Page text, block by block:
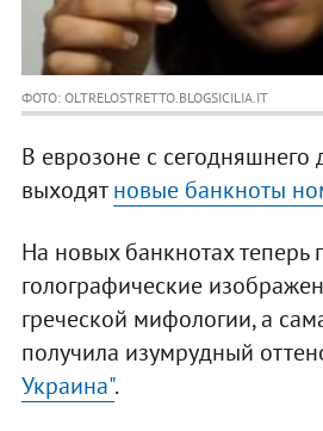
ФОТО: OLTRELOSTRETTO.BLOGSICILIA.IT
В еврозоне с
выходятновые банкноты
На новых банкнотах теперь
голографические
греческой мифологии, а
получила изумрудный
Украина".